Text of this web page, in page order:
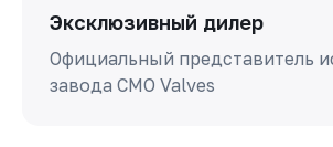
Эксклюзивный дилер
Официальный представитель
завода СМО Valves